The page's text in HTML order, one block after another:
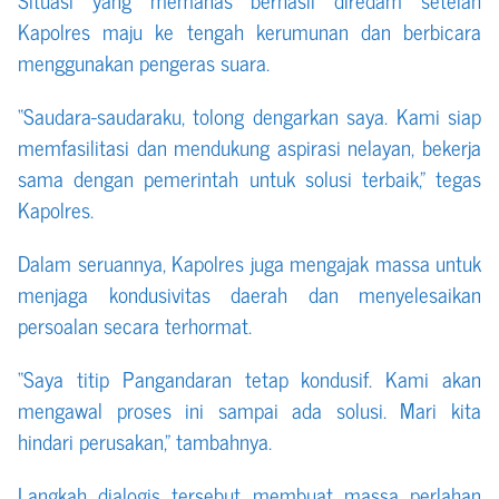
Kapolres maju ke tengah kerumunan dan berbicara
menggunakan pengeras suara.
“Saudara-saudaraku, tolong dengarkan saya. Kami siap
memfasilitasi dan mendukung aspirasi nelayan, bekerja
sama dengan pemerintah untuk solusi terbaik,” tegas
Kapolres.
Dalam seruannya, Kapolres juga mengajak massa untuk
menjaga kondusivitas daerah dan menyelesaikan
persoalan secara terhormat.
“Saya titip Pangandaran tetap kondusif. Kami akan
mengawal proses ini sampai ada solusi. Mari kita
hindari perusakan,” tambahnya.